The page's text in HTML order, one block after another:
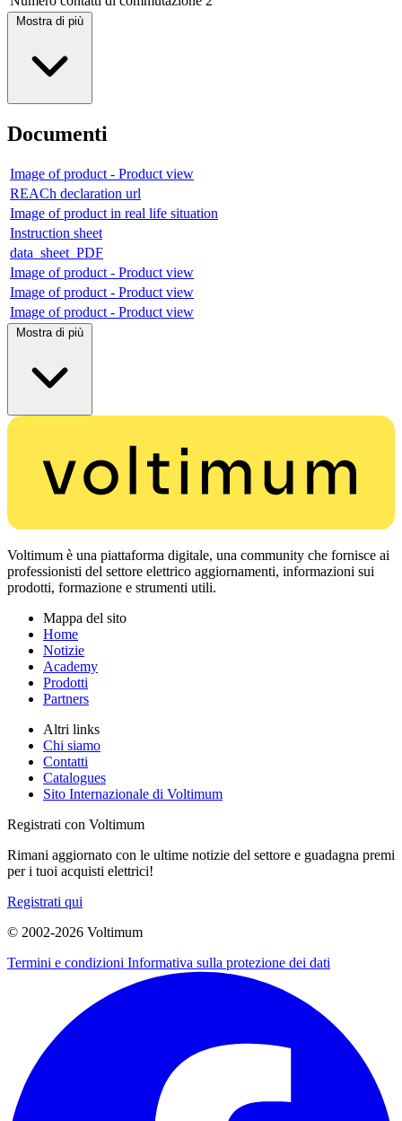
Mostra di più
Documenti
Image of product - Product view
REACh declaration url
Image of product in real life situation
Instruction sheet
data_sheet_PDF
Image of product - Product view
Image of product - Product view
Image of product - Product view
Mostra di più
Voltimum è una piattaforma digitale, una community che fornisce ai
professionisti del settore elettrico aggiornamenti, informazioni sui
prodotti, formazione e strumenti utili.
Mappa del sito
Home
Notizie
Academy
Prodotti
Partners
Altri links
Chi siamo
Contatti
Catalogues
Sito Internazionale di Voltimum
Registrati con Voltimum
Rimani aggiornato con le ultime notizie del settore e guadagna premi
per i tuoi acquisti elettrici!
Registrati qui
© 2002-2026 Voltimum
Termini e condizioni Informativa sulla protezione dei dati